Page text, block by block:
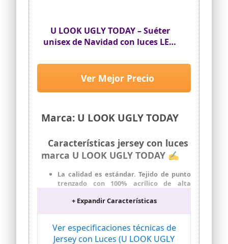
U LOOK UGLY TODAY – Suéter
unisex de Navidad con luces LED,
de nieve, árbol de Navidad, para
hombre y mujer, XXL
Marca: U LOOK UGLY TODAY
Ver Mejor Precio
Características jersey con luces
marca U LOOK UGLY TODAY ✍
La calidad es estándar. Tejido de punto
trenzado con 100% acrílico de alta
un suéter superior que se lleva bien, no
Suéteres con estilo para ti. Disponible en
unisex, desde Papá Noel picante, renos
+ Expandir Características
Ver especificaciones técnicas de
Jersey con Luces (U LOOK UGLY